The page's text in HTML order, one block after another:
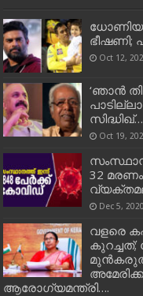
ഭീഷണി;
Oct 12,
‘ഞാന്‍
സിദ്ധിഖ്…
Oct 19,
32
Dec 5, 2020
വളരെ
കുറച്ചത്;
ആരോഗ്യമന്ത്രി….